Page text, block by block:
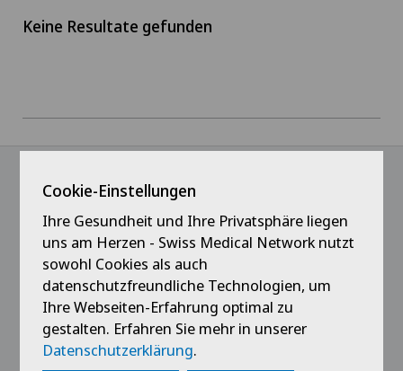
Allgemeine Innere Medizin
Homöopathie
Hüftchirurgie
Hüftprothese
Kniechirurgie
Neurologie
Keine Resultate gefunden
Cookie-Einstellungen
Ihre Gesundheit und Ihre Privatsphäre liegen
uns am Herzen - Swiss Medical Network nutzt
sowohl Cookies als auch
datenschutzfreundliche Technologien, um
Ihre Webseiten-Erfahrung optimal zu
gestalten. Erfahren Sie mehr in unserer
Datenschutzerklärung.